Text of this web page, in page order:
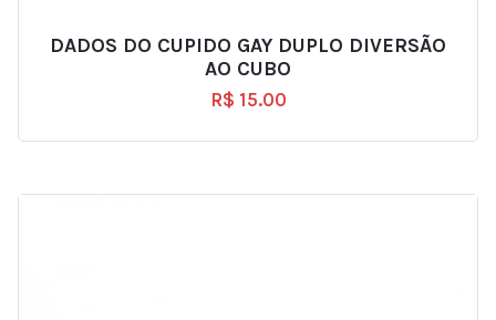
DADOS DO CUPIDO GAY DUPLO DIVERSÃO
AO CUBO
R$ 15.00